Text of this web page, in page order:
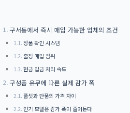
구서동에서 즉시 매입 가능한 업체의 조건
정품 확인 시스템
출장 매입 범위
현금 입금 처리 속도
구성품 유무에 따른 실제 감가 폭
풀셋과 단품의 가격 차이
인기 모델은 감가 폭이 줄어든다